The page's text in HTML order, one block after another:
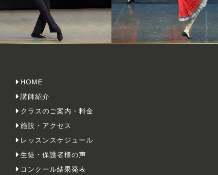
HOME
講師紹介
クラスのご案内・料金
施設・アクセス
レッスンスケジュール
生徒・保護者様の声
コンクール結果発表